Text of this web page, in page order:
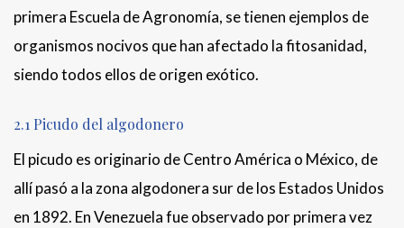
primera Escuela de Agronomía, se tienen ejemplos de
organismos nocivos que han afectado la fitosanidad,
siendo todos ellos de origen exótico.
2.1 Picudo del algodonero
El picudo es originario de Centro América o México, de
allí pasó a la zona algodonera sur de los Estados Unidos
en 1892. En Venezuela fue observado por primera vez